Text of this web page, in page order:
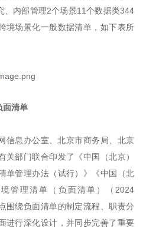
、内部管理2个场景11个数据类344
境场景化一般数据清单，如下表所
面清单
信息办公室、北京市商务局、北京
部门联合印发了《中国（北京）
单管理办法（试行）》《中国（北
管理清单（负面清单）（2024
围绕负面清单的制定流程、职责分
进行深化设计，并同步完善了重要